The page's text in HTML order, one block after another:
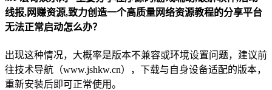
线报,网赚资源,致力创造一个高质量网络资源教程的分享平台
无法正常启动怎么办？
出现这种情况，大概率是版本不兼容或环境设置问题，建议前
往技术导航（www.jshkw.cn），下载与自身设备适配的版本，
重新安装后即可正常使用。